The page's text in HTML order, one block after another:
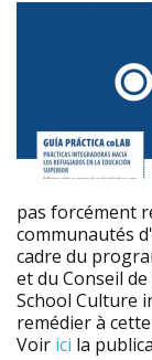
pas forcément
communautés
cadre du
et du Conseil
School Culture
remédier à
Voir ici la